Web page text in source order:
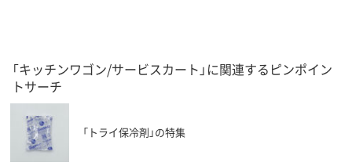
「キッチンワゴン/サービスカート」に関連するピンポイン
トサーチ
「トライ保冷剤」の特集